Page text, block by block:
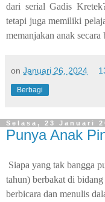
dari serial Gadis
tetapi juga memiliki
memanjakan anak secara
on Januari 26, 2024
Berbagi
Selasa, 23 Januari
Punya Anak
Siapa yang tak bangga
tahun) berbakat di
berbicara dan menulis